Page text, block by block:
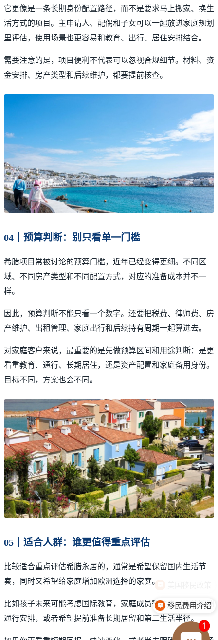
它更像是一条长期身份配置路径，而不是要求马上搬家、换生
活方式的项目。主申请人、配偶和子女可以一起放进家庭规划
里评估，使用场景也更容易和教育、出行、居住安排结合。
需要注意的是，项目便利不代表可以忽视合规细节。材料、资
金安排、房产类型和后续维护，都要提前核查。
04｜预算判断：别只看单一门槛
希腊项目常被讨论的预算门槛，近年已经变得更细。不同区
域、不同房产类型和不同配置方式，对应的准备成本并不一
样。
因此，预算判断不能只看一个数字。还要把税费、律师费、房
产维护、出租管理、家庭出行和后续持有周期一起算进去。
对家庭客户来说，最重要的是先做预算区间和用途判断：是更
看重教育、通行、长期居住，还是资产配置和家庭备用身份。
目标不同，方案也会不同。
05｜适合人群：谁更值得重点评估
比较适合重点评估希腊永居的，通常是希望保留国内生活节
奏，同时又希望给家庭增加欧洲选择的家庭。
比如孩子未来可能考虑国际教育，家庭成员需要更灵活的欧洲
通行安排，或者希望提前准备长期居留和第二生活半径。
移民费用介绍